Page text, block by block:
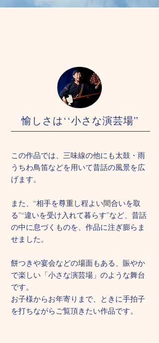
愉しさは​‘‘小さな演芸場”
この作品では、三味線の他にも太鼓・雨
うちわ鳥笛などを用いて昔話の風景を広
げます。
また、‘‘相手を尊重し程よい間合いを取
る”‘‘違いを受け入れて暮らす”など、昔話
の中に息づくものを、作品に注ぎ膨らま
せました。
餅つきや宴会などの場面もある、賑やか
で楽しい「小さな演芸場」のような舞台
です。
​お子様からお年寄りまで、ときに手拍子
を打ちながらご覧頂きたい作品です。